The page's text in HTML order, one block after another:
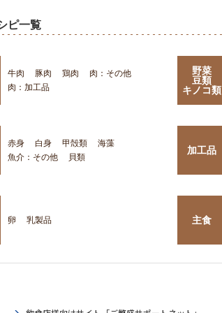
ピ一覧
牛肉 豚肉 鶏肉
肉：その他
肉：加工品
野菜
豆類
キノコ類
赤身 白身 甲殻類
海藻
魚介：その他
貝類
加工品
卵 乳製品 主食